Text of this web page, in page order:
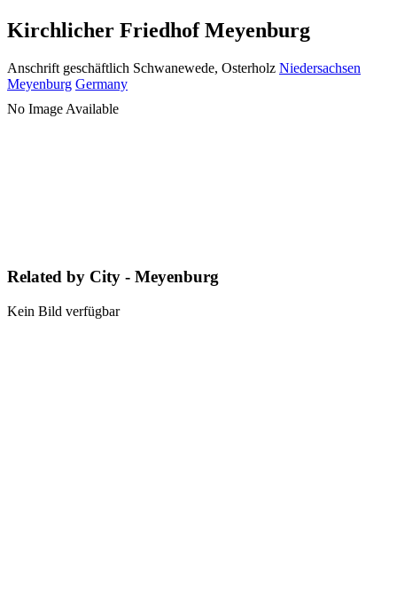
Kirchlicher Friedhof Meyenburg
Anschrift geschäftlich Schwanewede, Osterholz Niedersachsen
Meyenburg Germany
No Image Available
Related by City - Meyenburg
Kein Bild verfügbar